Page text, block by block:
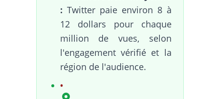
: Twitter paie environ 8 à
12 dollars pour chaque
million de vues, selon
l'engagement vérifié et la
région de l'audience.